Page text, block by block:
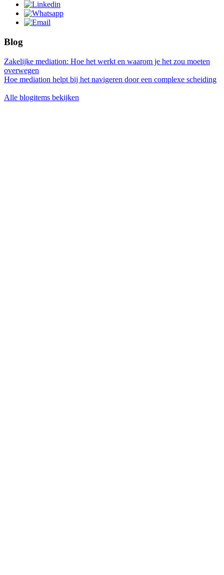
Blog
Zakelijke mediation: Hoe het werkt en waarom je het zou moeten
overwegen
Hoe mediation helpt bij het navigeren door een complexe scheiding
Alle blogitems bekijken